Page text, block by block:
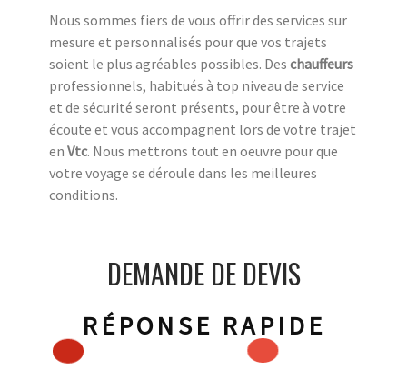
Nous sommes fiers de vous offrir des services sur
mesure et personnalisés pour que vos trajets
soient le plus agréables possibles. Des chauffeurs
professionnels, habitués à top niveau de service
et de sécurité seront présents, pour être à votre
écoute et vous accompagnent lors de votre trajet
en Vtc. Nous mettrons tout en oeuvre pour que
votre voyage se déroule dans les meilleures
conditions.
DEMANDE DE DEVIS
RÉPONSE RAPIDE